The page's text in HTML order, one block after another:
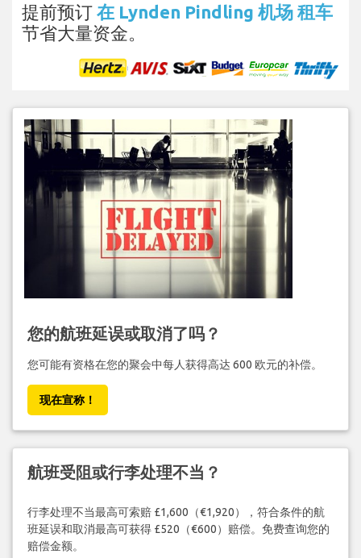
提前预订 在 Lynden Pindling 机场 租车
节省大量资金。
您的航班延误或取消了吗？
您可能有资格在您的聚会中每人获得高达 600 欧元的补偿。
现在宣称！
航班受阻或行李处理不当？
行李处理不当最高可索赔 £1,600（€1,920），符合条件的航
班延误和取消最高可获得 £520（€600）赔偿。免费查询您的
赔偿金额。